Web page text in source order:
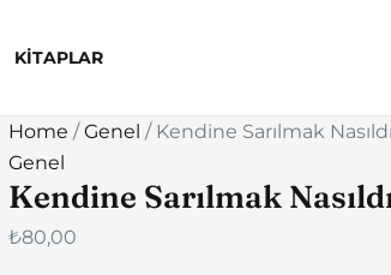
KITAPLAR
Home /Genel / Kendine Sarılmak
Genel
Kendine Sarılmak
₺80,00
Sarılmak